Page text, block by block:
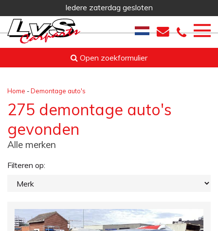
Iedere zaterdag gesloten
Open zoekformulier
Home -Demontage auto's
275 demontage auto's
gevonden
Alle merken
Filteren op: